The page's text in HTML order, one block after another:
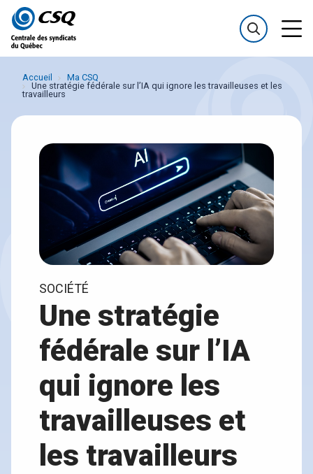
Passer
au
menu
Passer
au
contenu
Accueil
Ma CSQ
Une stratégie fédérale sur l’IA qui ignore les travailleuses et les
travailleurs
SOCIÉTÉ
Une stratégie
fédérale sur l’IA
qui ignore les
travailleuses et
les travailleurs